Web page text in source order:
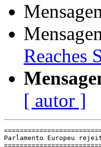
Reaches
[ autor ]
Parlamento Europeu